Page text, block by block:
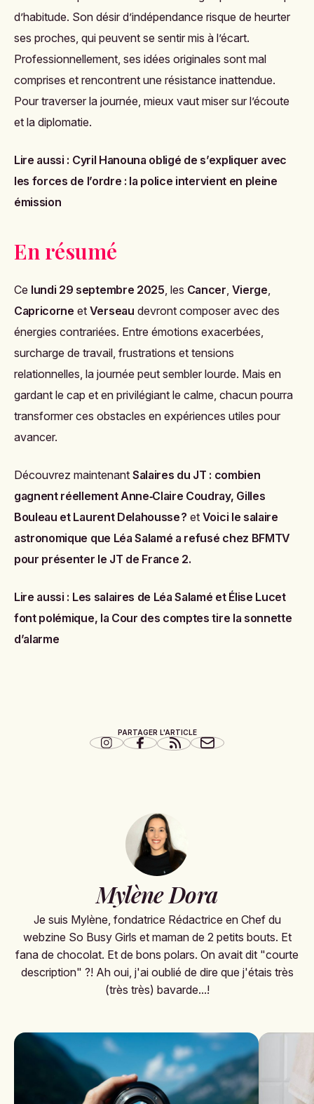
d’habitude. Son désir d’indépendance risque de heurter
ses proches, qui peuvent se sentir mis à l’écart.
Professionnellement, ses idées originales sont mal
comprises et rencontrent une résistance inattendue.
Pour traverser la journée, mieux vaut miser sur l’écoute
et la diplomatie.
Lire aussi : Cyril Hanouna obligé de s’expliquer avec
les forces de l’ordre : la police intervient en pleine
émission
En résumé
Ce lundi 29 septembre 2025 , les Cancer Vierge
Capricorne et Verseau devront composer avec des
énergies contrariées. Entre émotions exacerbées,
surcharge de travail, frustrations et tensions
relationnelles, la journée peut sembler lourde. Mais en
gardant le cap et en privilégiant le calme, chacun pourra
transformer ces obstacles en expériences utiles pour
avancer.
Découvrez maintenant Salaires du JT : combien
gagnent réellement Anne‑Claire Coudray, Gilles
Bouleau et Laurent Delahousse ? et Voici le salaire
astronomique que Léa Salamé a refusé chez BFMTV
pour présenter le JT de France 2.
Lire aussi : Les salaires de Léa Salamé et Élise Lucet
font polémique, la Cour des comptes tire la sonnette
d’alarme
PARTAGER L'ARTICLE
Mylène Dora
Je suis Mylène, fondatrice Rédactrice en Chef du
webzine So Busy Girls et maman de 2 petits bouts. Et
fana de chocolat. Et de bons polars. On avait dit "courte
description" ?! Ah oui, j'ai oublié de dire que j'étais très
(très très) bavarde...!